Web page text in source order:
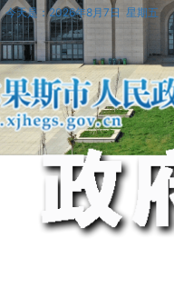
今天是：2026年8月7日 星期五